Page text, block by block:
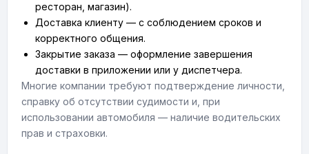
ресторан, магазин).
Доставка клиенту — с соблюдением сроков и
корректного общения.
Закрытие заказа — оформление завершения
доставки в приложении или у диспетчера.
Многие компании требуют подтверждение личности,
справку об отсутствии судимости и, при
использовании автомобиля — наличие водительских
прав и страховки.